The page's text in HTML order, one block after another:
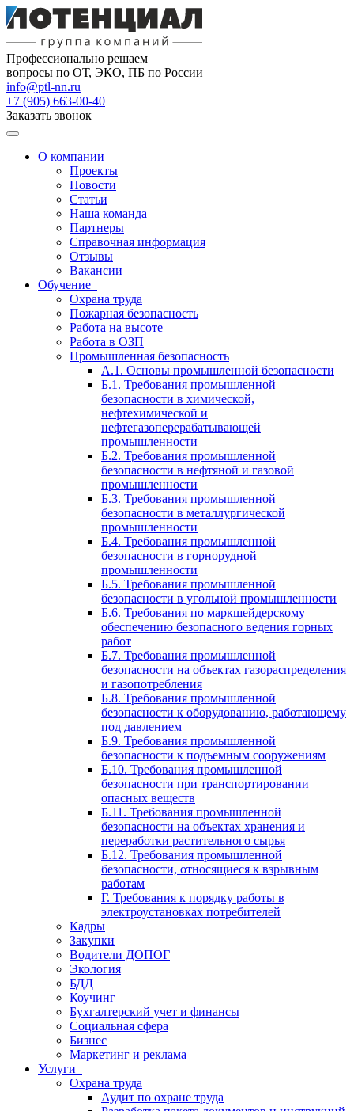
Профессионально решаем
вопросы по ОТ, ЭКО, ПБ по России
info@ptl-nn.ru
+7 (905) 663-00-40
Заказать звонок
О компании
Проекты
Новости
Статьи
Наша команда
Партнеры
Справочная информация
Отзывы
Вакансии
Обучение
Охрана труда
Пожарная безопасность
Работа на высоте
Работа в ОЗП
Промышленная безопасность
А.1. Основы промышленной безопасности
Б.1. Требования промышленной
безопасности в химической,
нефтехимической и
нефтегазоперерабатывающей
промышленности
Б.2. Требования промышленной
безопасности в нефтяной и газовой
промышленности
Б.3. Требования промышленной
безопасности в металлургической
промышленности
Б.4. Требования промышленной
безопасности в горнорудной
промышленности
Б.5. Требования промышленной
безопасности в угольной промышленности
Б.6. Требования по маркшейдерскому
обеспечению безопасного ведения горных
работ
Б.7. Требования промышленной
безопасности на объектах газораспределения
и газопотребления
Б.8. Требования промышленной
безопасности к оборудованию, работающему
под давлением
Б.9. Требования промышленной
безопасности к подъемным сооружениям
Б.10. Требования промышленной
безопасности при транспортировании
опасных веществ
Б.11. Требования промышленной
безопасности на объектах хранения и
переработки растительного сырья
Б.12. Требования промышленной
безопасности, относящиеся к взрывным
работам
Г. Требования к порядку работы в
электроустановках потребителей
Кадры
Закупки
Водители ДОПОГ
Экология
БДД
Коучинг
Бухгалтерский учет и финансы
Социальная сфера
Бизнес
Маркетинг и реклама
Услуги
Охрана труда
Аудит по охране труда